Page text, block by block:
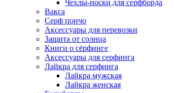
Чехлы-носки для серфборда
Вакса
Серф пончо
Аксессуары для перевозки
Защита от солнца
Книги о сёрфинге
Аксессуары для серфинга
Лайкра для серфинга
Лайкра мужская
Лайкра женская